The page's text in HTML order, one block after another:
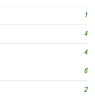
1
4
4
6
2